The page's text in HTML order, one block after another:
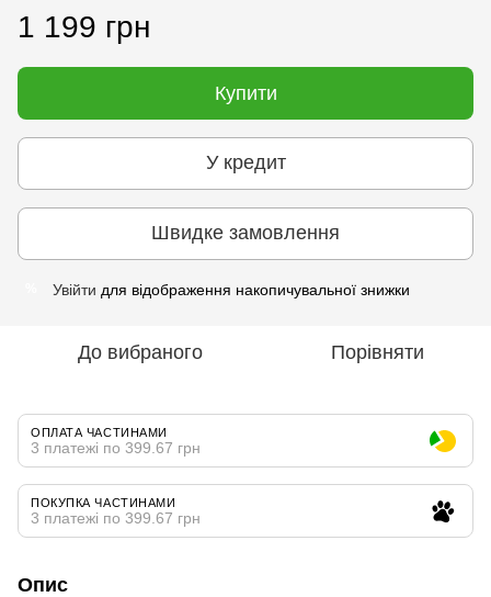
1 199 грн
Купити
У кредит
Швидке замовлення
Увійти для відображення накопичувальної знижки
До вибраного Порівняти
ОПЛАТА ЧАСТИНАМИ
3 платежі по 399.67 грн
ПОКУПКА ЧАСТИНАМИ
3 платежі по 399.67 грн
Опис